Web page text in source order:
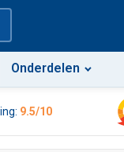
Onderdelen
9.5/10